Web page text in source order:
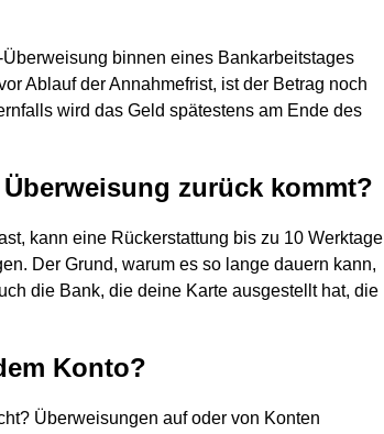
binnen eines Bankarbeitstages
Ablauf der Annahmefrist, ist der Betrag noch
wird das Geld spätestens am Ende des
zurück kommt?
kann eine Rückerstattung bis zu 10 Werktage
Der Grund, warum es so lange dauern kann,
die Bank, die deine Karte ausgestellt hat, die
Konto?
Überweisungen auf oder von Konten